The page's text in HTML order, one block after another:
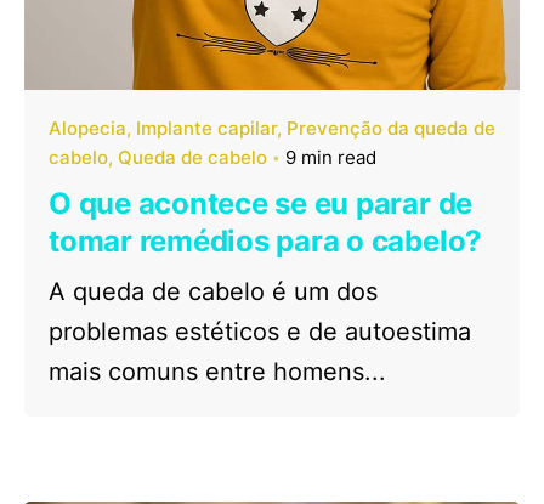
Alopecia Implante capilar Prevenção da queda de
cabelo Queda de cabelo 9 min read
O que acontece se eu parar de
tomar remédios para o cabelo?
A queda de cabelo é um dos
problemas estéticos e de autoestima
mais comuns entre homens...